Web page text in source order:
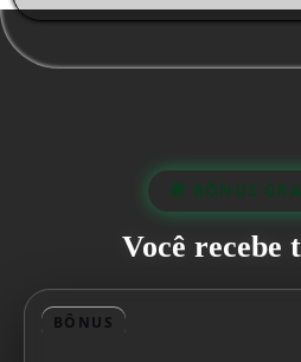
🎁 BÔNUS
Você recebe
BÔNUS